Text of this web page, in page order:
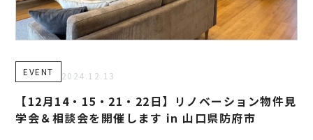
カスタマーハラスメントに対
する基本方針
専用請求書
事業案内
TAMURA PHILOSOPHY
EVENT 2024.12.13
【12月14・15・21・22日】リノベーション物件見
学会＆相談会を開催します in 山口県防府市